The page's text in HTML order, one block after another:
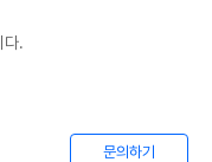
다.
문의하기